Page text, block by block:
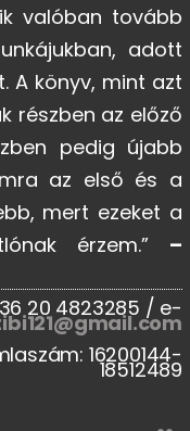
valóban tovább
adott
A könyv, mint azt
részben az előző
pedig újabb
az első és a
mert ezeket a
érzem.” –
20 4823285 / e-
16200144-
18512489